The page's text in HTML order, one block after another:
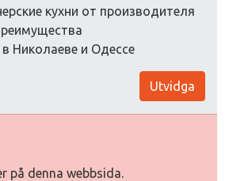
кухни от производителя
Николаеве и Одессе
Utvidga
på denna webbsida.